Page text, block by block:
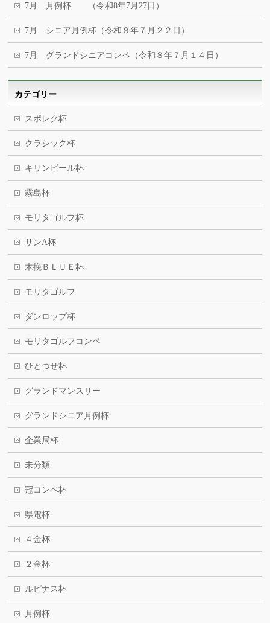
7月 月例杯 （令和8年7月27日）
7月 シニア月例杯（令和８年７月２２日）
7月 グランドシニアコンペ（令和８年７月１４日）
カテゴリー
スポレク杯
クラシック杯
キリンビール杯
霧島杯
モリタゴルフ杯
サンA杯
木挽ＢＬＵＥ杯
モリタゴルフ
ダンロップ杯
モリタゴルフコンペ
ひとつせ杯
グランドマンスリー
グランドシニア月例杯
企業局杯
未分類
冠コンペ杯
県電杯
４金杯
２金杯
ルピナス杯
月例杯